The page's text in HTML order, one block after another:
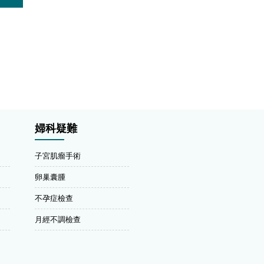
婦科疑難
子宮肌瘤手術
卵巢囊腫
不孕症檢查
月經不調檢查